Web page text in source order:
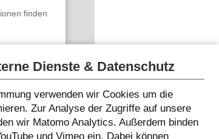
finden
Dienste & Datenschutz
verwenden wir Cookies um die
Zur Analyse der Zugriffe auf unsere
wir Matomo Analytics. Außerdem binden
und Vimeo ein. Dabei können